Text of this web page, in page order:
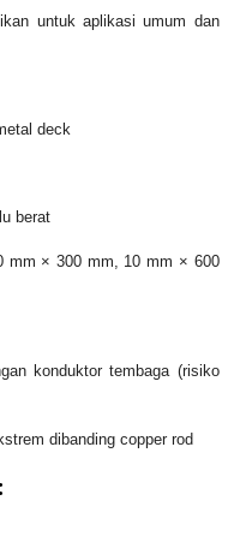
untuk aplikasi umum dan
deck
berat
mm × 300 mm, 10 mm × 600
konduktor tembaga (risiko
dibanding copper rod